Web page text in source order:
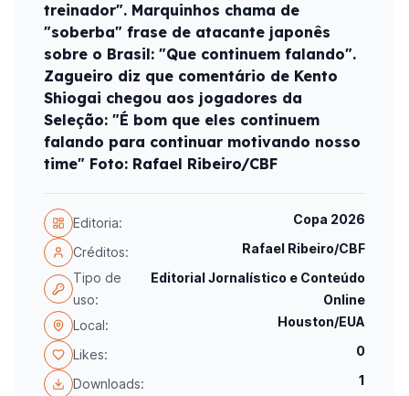
treinador". Marquinhos chama de
"soberba" frase de atacante japonês
sobre o Brasil: "Que continuem falando".
Zagueiro diz que comentário de Kento
Shiogai chegou aos jogadores da
Seleção: "É bom que eles continuem
falando para continuar motivando nosso
time" Foto: Rafael Ribeiro/CBF
Editoria: Copa 2026
Créditos:
Rafael Ribeiro/CBF
Tipo de
uso:
Editorial Jornalístico e Conteúdo
Online
Local:
Houston/EUA
Likes: 0
Downloads: 1